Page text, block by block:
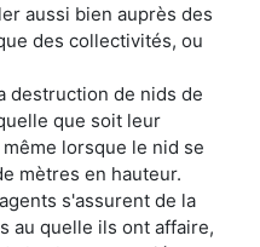
aussi bien auprès des
des collectivités, ou
destruction de nids de
que soit leur
lorsque le nid se
mètres en hauteur.
s'assurent de la
au quelle ils ont affaire,